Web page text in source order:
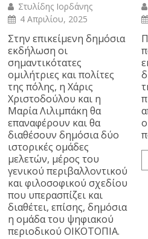
Στυλίδης Ιορδάνης
4 Απριλίου, 2025
Στην επικείμενη δημόσια
εκδήλωση οι
σημαντικότατες
ομιλήτριες και πολίτες
της πόλης, η Χάρις
Χριστοδούλου και η
Μαρία Λιλιμπάκη θα
επαναφέρουν και θα
διαθέσουν δημόσια δύο
ιστορικές ομάδες
μελετών, μέρος του
γενικού περιβαλλοντικού
και φιλοσοφικού σχεδίου
που υπερασπίζει και
διαθέτει, επίσης, δημόσια
η ομάδα του ψηφιακού
περιοδικού ΟΙΚΟΤΟΠΙΑ.